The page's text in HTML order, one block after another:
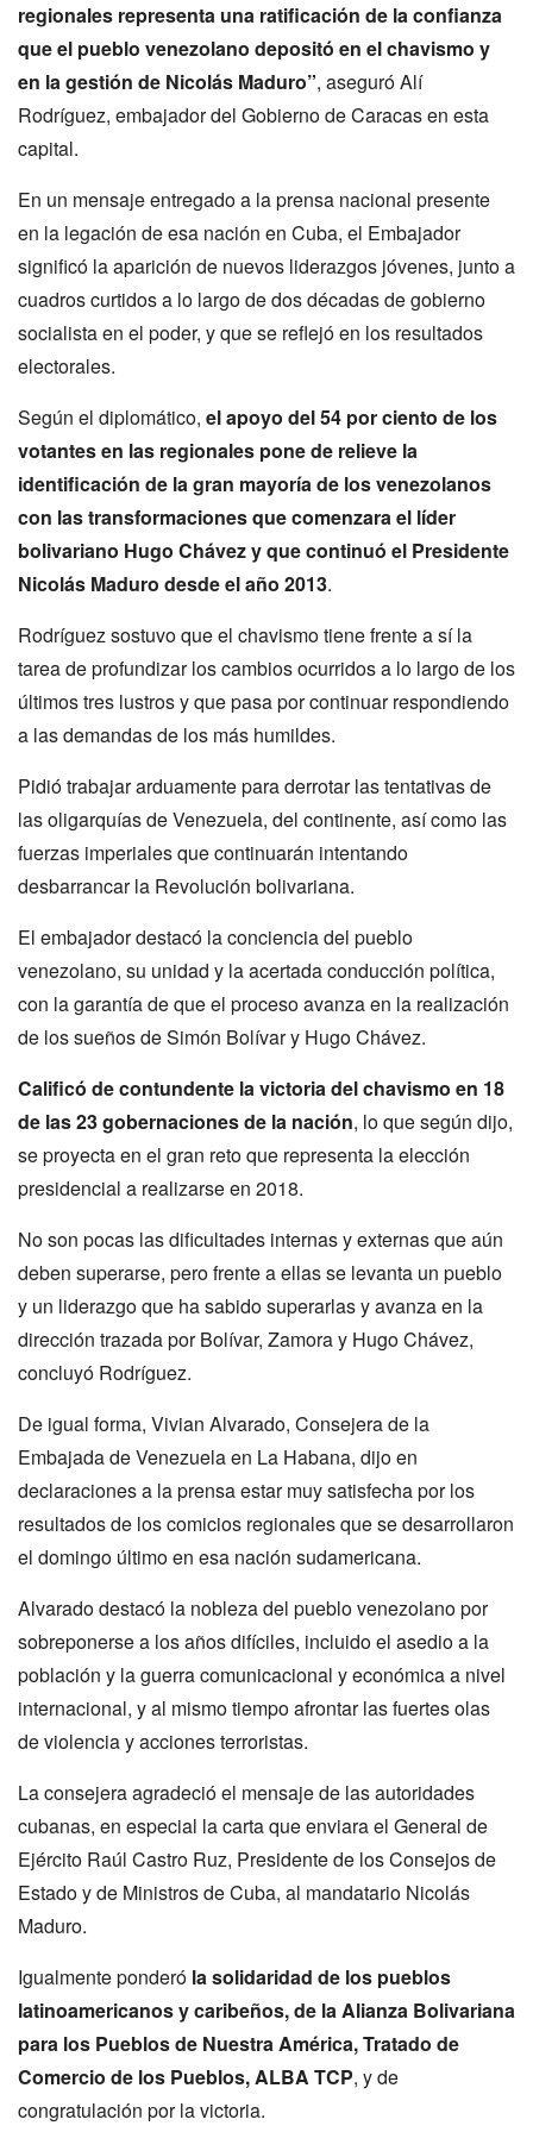
regionales representa una ratificación de la confianza
que el pueblo venezolano depositó en el chavismo y
en la gestión de Nicolás Maduro”, aseguró Alí
Rodríguez, embajador del Gobierno de Caracas en esta
capital.
En un mensaje entregado a la prensa nacional presente
en la legación de esa nación en Cuba, el Embajador
significó la aparición de nuevos liderazgos jóvenes, junto a
cuadros curtidos a lo largo de dos décadas de gobierno
socialista en el poder, y que se reflejó en los resultados
electorales.
Según el diplomático, el apoyo del 54 por ciento de los
votantes en las regionales pone de relieve la
identificación de la gran mayoría de los venezolanos
con las transformaciones que comenzara el líder
bolivariano Hugo Chávez y que continuó el Presidente
Nicolás Maduro desde el año 2013.
Rodríguez sostuvo que el chavismo tiene frente a sí la
tarea de profundizar los cambios ocurridos a lo largo de los
últimos tres lustros y que pasa por continuar respondiendo
a las demandas de los más humildes.
Pidió trabajar arduamente para derrotar las tentativas de
las oligarquías de Venezuela, del continente, así como las
fuerzas imperiales que continuarán intentando
desbarrancar la Revolución bolivariana.
El embajador destacó la conciencia del pueblo
venezolano, su unidad y la acertada conducción política,
con la garantía de que el proceso avanza en la realización
de los sueños de Simón Bolívar y Hugo Chávez.
Calificó de contundente la victoria del chavismo en 18
de las 23 gobernaciones de la nación, lo que según dijo,
se proyecta en el gran reto que representa la elección
presidencial a realizarse en 2018.
No son pocas las dificultades internas y externas que aún
deben superarse, pero frente a ellas se levanta un pueblo
y un liderazgo que ha sabido superarlas y avanza en la
dirección trazada por Bolívar, Zamora y Hugo Chávez,
concluyó Rodríguez.
De igual forma, Vivian Alvarado, Consejera de la
Embajada de Venezuela en La Habana, dijo en
declaraciones a la prensa estar muy satisfecha por los
resultados de los comicios regionales que se desarrollaron
el domingo último en esa nación sudamericana.
Alvarado destacó la nobleza del pueblo venezolano por
sobreponerse a los años difíciles, incluido el asedio a la
población y la guerra comunicacional y económica a nivel
internacional, y al mismo tiempo afrontar las fuertes olas
de violencia y acciones terroristas.
La consejera agradeció el mensaje de las autoridades
cubanas, en especial la carta que enviara el General de
Ejército Raúl Castro Ruz, Presidente de los Consejos de
Estado y de Ministros de Cuba, al mandatario Nicolás
Maduro.
Igualmente ponderó la solidaridad de los pueblos
latinoamericanos y caribeños, de la Alianza Bolivariana
para los Pueblos de Nuestra América, Tratado de
Comercio de los Pueblos, ALBA TCP, y de
congratulación por la victoria.